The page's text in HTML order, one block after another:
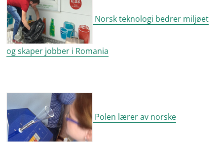
Norsk teknologi bedrer miljøet
og skaper jobber i Romania
Polen lærer av norske